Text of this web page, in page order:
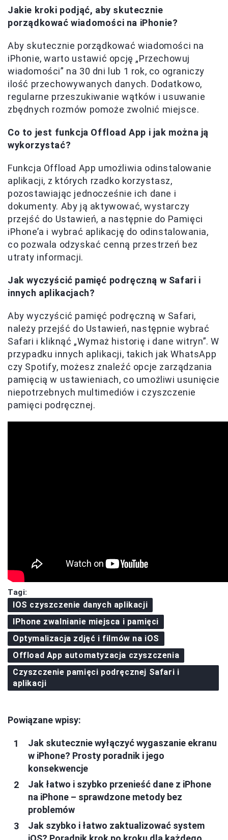
Jakie kroki podjąć, aby skutecznie
porządkować wiadomości na iPhonie?
Aby skutecznie porządkować wiadomości na
iPhonie, warto ustawić opcję „Przechowuj
wiadomości” na 30 dni lub 1 rok, co ograniczy
ilość przechowywanych danych. Dodatkowo,
regularne przeszukiwanie wątków i usuwanie
zbędnych rozmów pomoże zwolnić miejsce.
Co to jest funkcja Offload App i jak można ją
wykorzystać?
Funkcja Offload App umożliwia odinstalowanie
aplikacji, z których rzadko korzystasz,
pozostawiając jednocześnie ich dane i
dokumenty. Aby ją aktywować, wystarczy
przejść do Ustawień, a następnie do Pamięci
iPhone’a i wybrać aplikację do odinstalowania,
co pozwala odzyskać cenną przestrzeń bez
utraty informacji.
Jak wyczyścić pamięć podręczną w Safari i
innych aplikacjach?
Aby wyczyścić pamięć podręczną w Safari,
należy przejść do Ustawień, następnie wybrać
Safari i kliknąć „Wymaż historię i dane witryn”. W
przypadku innych aplikacji, takich jak WhatsApp
czy Spotify, możesz znaleźć opcje zarządzania
pamięcią w ustawieniach, co umożliwi usunięcie
niepotrzebnych multimediów i czyszczenie
pamięci podręcznej.
Tagi:
IOS czyszczenie danych aplikacji
IPhone zwalnianie miejsca i pamięci
Optymalizacja zdjęć i filmów na iOS
Offload App automatyzacja czyszczenia
Czyszczenie pamięci podręcznej Safari i
aplikacji
Powiązane wpisy:
Jak skutecznie wyłączyć wygaszanie ekranu
w iPhone? Prosty poradnik i jego
konsekwencje
Jak łatwo i szybko przenieść dane z iPhone
na iPhone – sprawdzone metody bez
problemów
Jak szybko i łatwo zaktualizować system